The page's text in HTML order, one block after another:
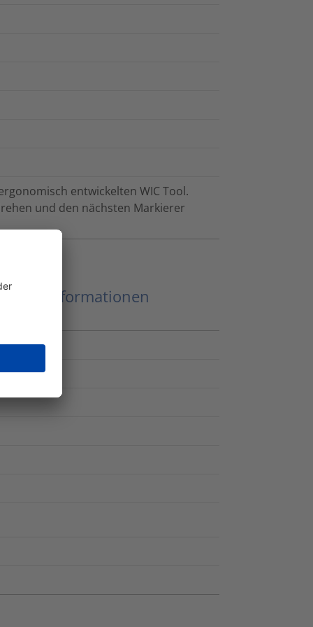
entwickelten WIC Tool.
und den nächsten Markierer
Informationen